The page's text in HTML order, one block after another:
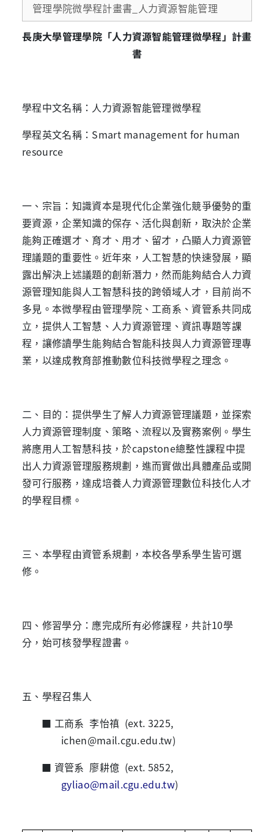
管理學院微學程計畫書_人力資源智能管理
長庚大學管理學院「人力資源智能管理微學程」計畫
書
學程中文名稱：人力資源智能管理微學程
學程英文名稱： Smart management for human
resource
一、宗旨：知識資本是現代化企業強化競爭優勢的重
要資源，企業知識的保存、活化與創新，取決於企業
能夠正確選才、育才、用才、留才，凸顯人力資源管
理議題的重要性。近年來，人工智慧的快速發展，顯
露出解決上述議題的創新潛力，然而能夠結合人力資
源管理知能與人工智慧科技的跨領域人才，目前尚不
多見。本微學程由管理學院、工商系、資管系共同成
立，提供人工智慧、人力資源管理、資訊專題等課
程，讓修讀學生能夠結合智能科技與人力資源管理專
業，以達成教育部推動數位科技微學程之理念。
二、目的：提供學生了解人力資源管理議題，並探索
人力資源管理制度、策略、流程以及實務案例。學生
將應用人工智慧科技，於capstone總整性課程中提
出人力資源管理服務規劃，進而實做出具體產品或開
發可行服務，達成培養人力資源管理數位科技化人才
的學程目標。
三、本學程由資管系規劃，本校各學系學生皆可選
修。
四、修習學分：應完成所有必修課程，共計10學
分，始可核發學程證書。
五、學程召集人
■ 工商系 李怡禛 (ext. 3225,
ichen@mail.cgu.edu.tw)
■ 資管系 廖耕億 (ext. 5852,
gyliao@mail.cgu.edu.tw)